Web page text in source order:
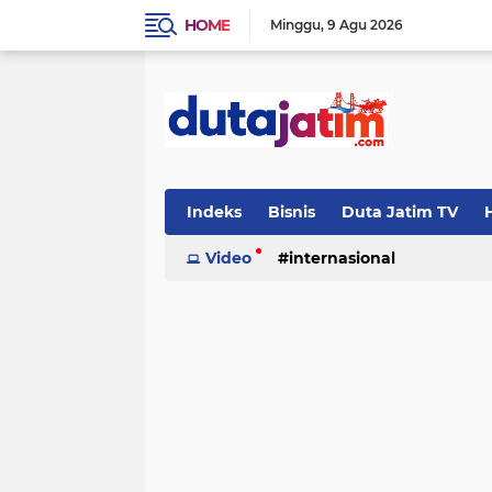
HOME Minggu 9 Agu 2026
Indeks Bisnis Duta Jatim TV
Video internasional